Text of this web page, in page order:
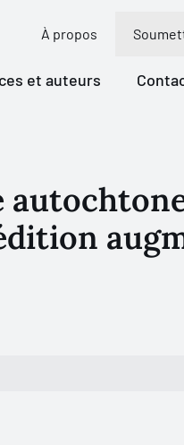
À propos
et auteurs